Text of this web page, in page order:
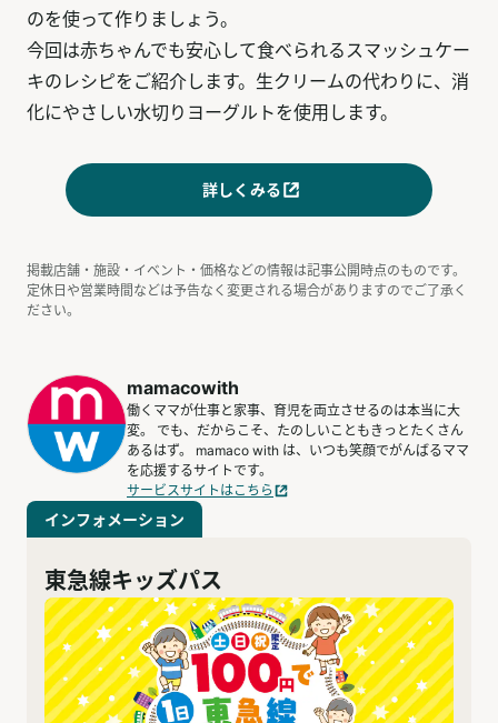
のを使って作りましょう。
今回は赤ちゃんでも安心して食べられるスマッシュケー
キのレシピをご紹介します。生クリームの代わりに、消
化にやさしい水切りヨーグルトを使用します。
詳しくみる
掲載店舗・施設・イベント・価格などの情報は記事公開時点のものです。
定休日や営業時間などは予告なく変更される場合がありますのでご了承く
ださい。
mamacowith
働くママが仕事と家事、育児を両立させるのは本当に大
変。 でも、だからこそ、たのしいこともきっとたくさん
あるはず。 mamaco with は、いつも笑顔でがんばるママ
を応援するサイトです。
サービスサイトはこちら
インフォメーション
東急線キッズパス